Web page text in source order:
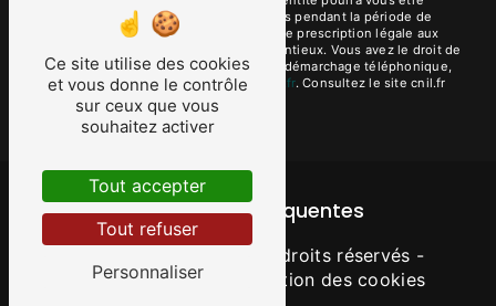
demandé. Nous conservons vos données pendant la période de
prise de contact puis pendant la durée de prescription légale aux
fins probatoires et de gestion des contentieux. Vous avez le droit de
vous inscrire sur la liste d'opposition au démarchage téléphonique,
disponible à cette adresse:Bloctel.gouv.fr. Consultez le site cnil.fr
pour plus d’informations sur vos droits.
Recherches fréquentes
- 2026 - Tous droits réservés -
Mentions légales
Gestion des cookies
Ce site utilise des cookies
et vous donne le contrôle
sur ceux que vous
souhaitez activer
Tout accepter
Tout refuser
Personnaliser